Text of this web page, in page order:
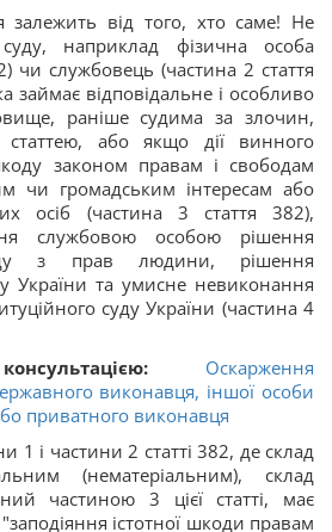
залежить від того, хто саме! Не
наприклад фізична особа
чи службовець (частина 2 стаття
займає відповідальне і особливо
раніше судима за злочин,
статтею, або якщо дії винного
законом правам і свободам
чи громадським інтересам або
осіб (частина 3 стаття 382),
службовою особою рішення
з прав людини, рішення
України та умисне невиконання
суду України (частина 4
Оскарження
виконавця, іншої особи
приватного виконавця
1 і частини 2 статті 382, ​​де склад
(нематеріальним), склад
частиною 3 цієї статті, має
істотної шкоди правам